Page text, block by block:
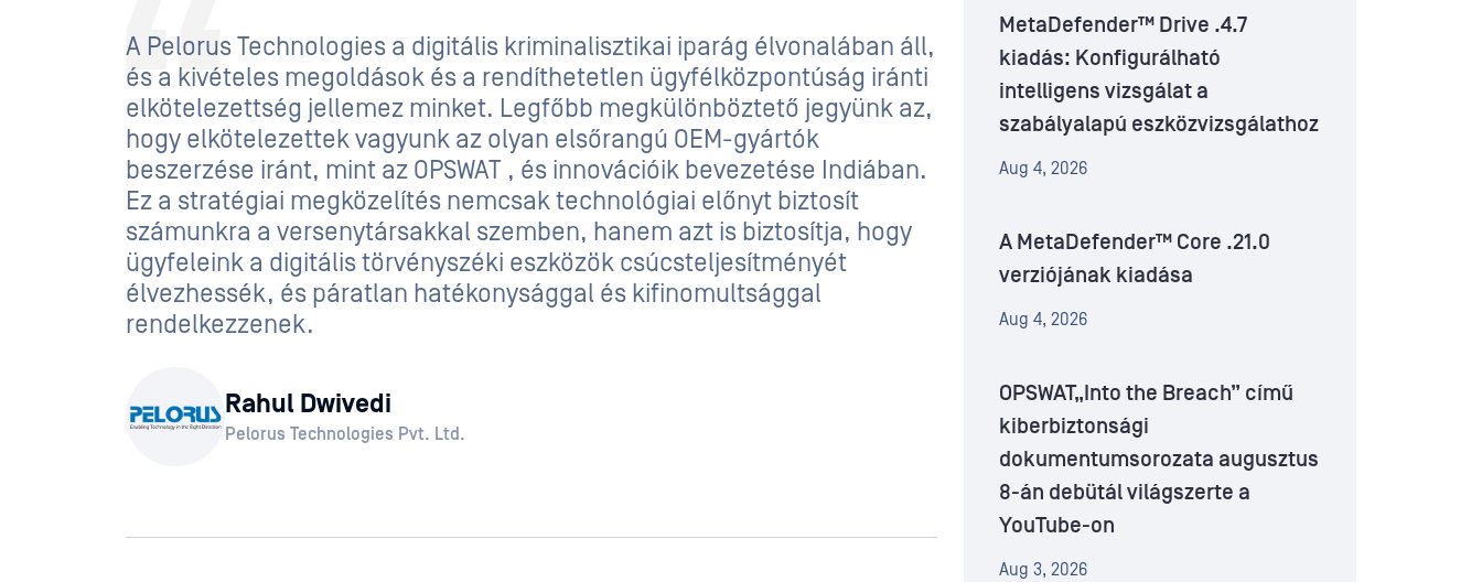
A Pelorus Technologies a digitális kriminalisztikai iparág élvonalában áll,
és a kivételes megoldások és a rendíthetetlen ügyfélközpontúság iránti
elkötelezettség jellemez minket. Legfőbb megkülönböztető jegyünk az,
hogy elkötelezettek vagyunk az olyan elsőrangú OEM-gyártók
beszerzése iránt, mint az OPSWAT , és innovációik bevezetése Indiában.
Ez a stratégiai megközelítés nemcsak technológiai előnyt biztosít
számunkra a versenytársakkal szemben, hanem azt is biztosítja, hogy
ügyfeleink a digitális törvényszéki eszközök csúcsteljesítményét
élvezhessék, és páratlan hatékonysággal és kifinomultsággal
rendelkezzenek.
Rahul Dwivedi
Pelorus Technologies Pvt. Ltd.
MetaDefender™ Drive .4.7
kiadás: Konfigurálható
intelligens vizsgálat a
szabályalapú eszközvizsgálathoz
Aug 4, 2026
A MetaDefender™ Core .21.0
verziójának kiadása
Aug 4, 2026
OPSWAT„Into the Breach” című
kiberbiztonsági
dokumentumsorozata augusztus
8-án debütál világszerte a
YouTube-on
Aug 3, 2026